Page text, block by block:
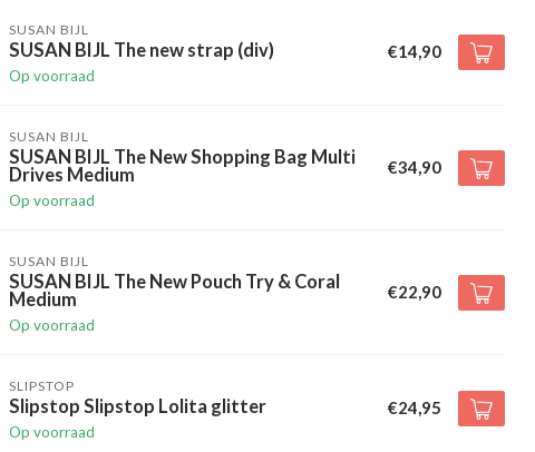
SUSAN BIJL
SUSAN BIJL The new strap (div)
Op voorraad
€14,90
SUSAN BIJL
SUSAN BIJL The New Shopping Bag Multi
Drives Medium
Op voorraad
€34,90
SUSAN BIJL
SUSAN BIJL The New Pouch Try & Coral
Medium
Op voorraad
€22,90
SLIPSTOP
Slipstop Slipstop Lolita glitter
Op voorraad
€24,95